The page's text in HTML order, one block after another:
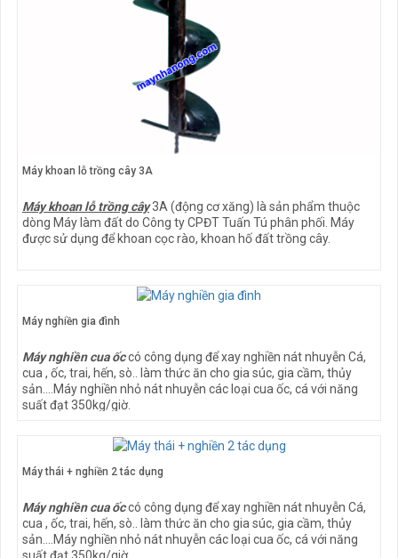
Máy khoan lỗ trồng cây 3A
Máy khoan lỗ trồng cây3A (động cơ xăng) là sản phẩm thuộc
dòng Máy làm đất do Công ty CPĐT Tuấn Tú phân phối. Máy
được sử dụng để khoan cọc rào, khoan hố đất trồng cây.
Máy nghiền gia đình
Máy nghiền cua ốccó công dụng để xay nghiền nát nhuyễn Cá,
cua , ốc, trai, hến, sò.. làm thức ăn cho gia súc, gia cầm, thủy
sản....Máy nghiền nhỏ nát nhuyễn các loại cua ốc, cá với năng
suất đạt 350kg/giờ.
sàng, mô tơ điện. Hoạt động của máy là khi đưa các sản phẩm
ốc. Máy thiết kế trọng lượng nhỏ gọn nên rất phù hợp với chăn
Máy thái + nghiền 2 tác dụng
Máy nghiền cua ốccó công dụng để xay nghiền nát nhuyễn Cá,
cua , ốc, trai, hến, sò.. làm thức ăn cho gia súc, gia cầm, thủy
sản....Máy nghiền nhỏ nát nhuyễn các loại cua ốc, cá với năng